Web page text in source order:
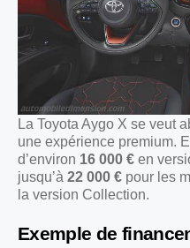
La Toyota Aygo X se veut
une expérience premium.
d’environ 16 000 € en
jusqu’à 22 000 € pour les
la version Collection.
Exemple de